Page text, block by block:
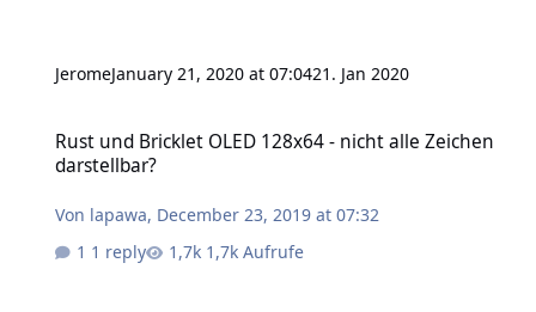
JeromeJanuary 21, 2020 at 07:0421. Jan 2020
Rust und Bricklet OLED 128x64 - nicht alle Zeichen
darstellbar?
Von lapawa, December 23, 2019 at 07:32
1 reply
1,7k Aufrufe